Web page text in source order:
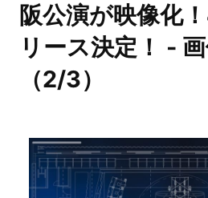
阪公演が映像化
リース決定！ -
（2/3）